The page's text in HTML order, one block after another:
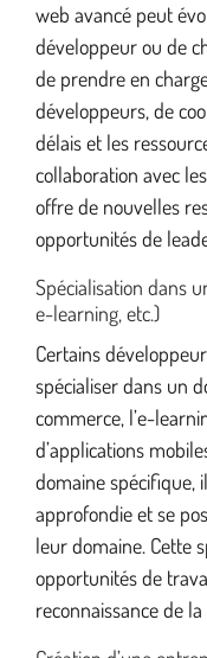
web avancé peut
développeur ou de
de prendre en
développeurs, de
délais et les
collaboration avec
offre de nouvelles
opportunités de
Spécialisation dans
e-learning, etc.)
Certains
spécialiser dans un
commerce, l’e-
d’applications
domaine spécifique,
approfondie et se
leur domaine. Cette
opportunités de
reconnaissance de